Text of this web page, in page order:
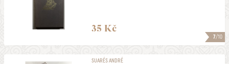
7/10
35 Kč
SUARÉS ANDRÉ